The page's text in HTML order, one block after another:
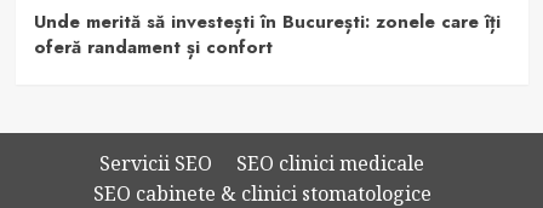
Unde merită să investești în București: zonele care îți
oferă randament și confort
Servicii SEO
SEO clinici medicale
SEO cabinete & clinici stomatologice